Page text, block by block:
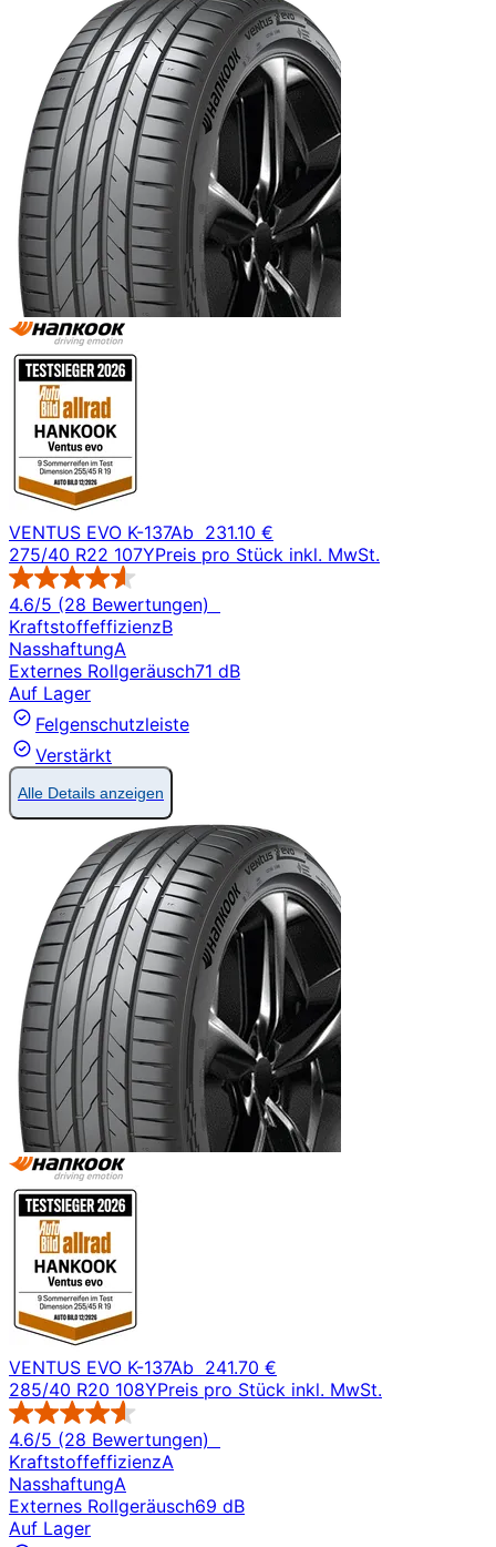
VENTUS EVO K-137Ab 231.10 €
275/40 R22 107YPreis pro Stück inkl. MwSt.
4.6/5 (28 Bewertungen)
KraftstoffeffizienzB
NasshaftungA
Externes Rollgeräusch71 dB
Auf Lager
Felgenschutzleiste
Verstärkt
Alle Details anzeigen
VENTUS EVO K-137Ab 241.70 €
285/40 R20 108YPreis pro Stück inkl. MwSt.
4.6/5 (28 Bewertungen)
KraftstoffeffizienzA
NasshaftungA
Externes Rollgeräusch69 dB
Auf Lager